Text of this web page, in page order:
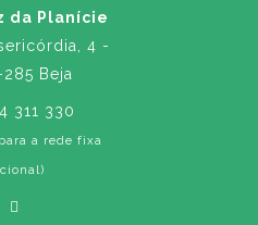
da Planície
4 -
Beja
311 330
a rede fixa